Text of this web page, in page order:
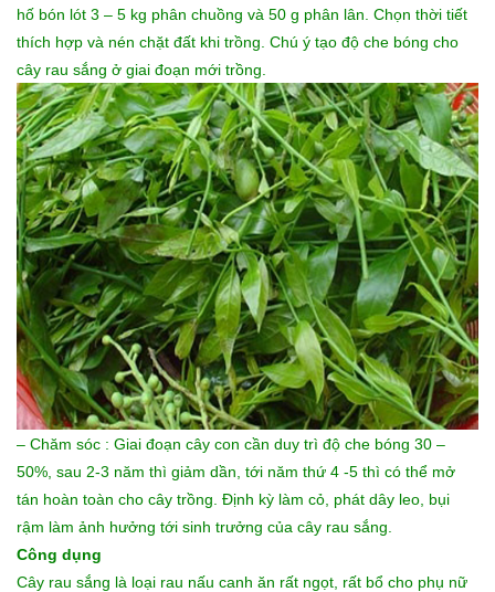
hố bón lót 3 – 5 kg phân chuồng và 50 g phân lân. Chọn thời tiết
thích hợp và nén chặt đất khi trồng. Chú ý tạo độ che bóng cho
cây rau sắng ở giai đoạn mới trồng.
– Chăm sóc : Giai đoạn cây con cần duy trì độ che bóng 30 –
50%, sau 2-3 năm thì giảm dần, tới năm thứ 4 -5 thì có thể mở
tán hoàn toàn cho cây trồng. Định kỳ làm cỏ, phát dây leo, bụi
rậm làm ảnh hưởng tới sinh trưởng của cây rau sắng.
Công dụng
Cây rau sắng là loại rau nấu canh ăn rất ngọt, rất bổ cho phụ nữ